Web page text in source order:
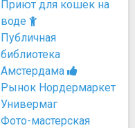
Приют для кошек на
воде
Публичная
библиотека
Амстердама
Рынок Нордермаркет
Универмаг
Фото-мастерская